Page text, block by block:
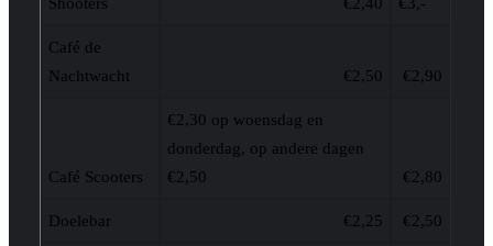
Shooters €2,40 €3,-
Café de
Nachtwacht
€2,50 €2,90
Café Scooters
€2,30 op woensdag en
donderdag, op andere dagen
€2,50
€2,80
Doelebar €2,25 €2,50